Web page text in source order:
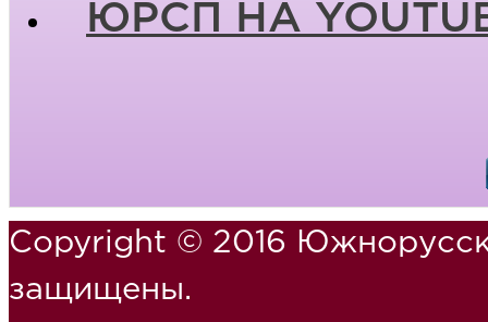
ЮРСП НА
Copyright © 2016
защищены.